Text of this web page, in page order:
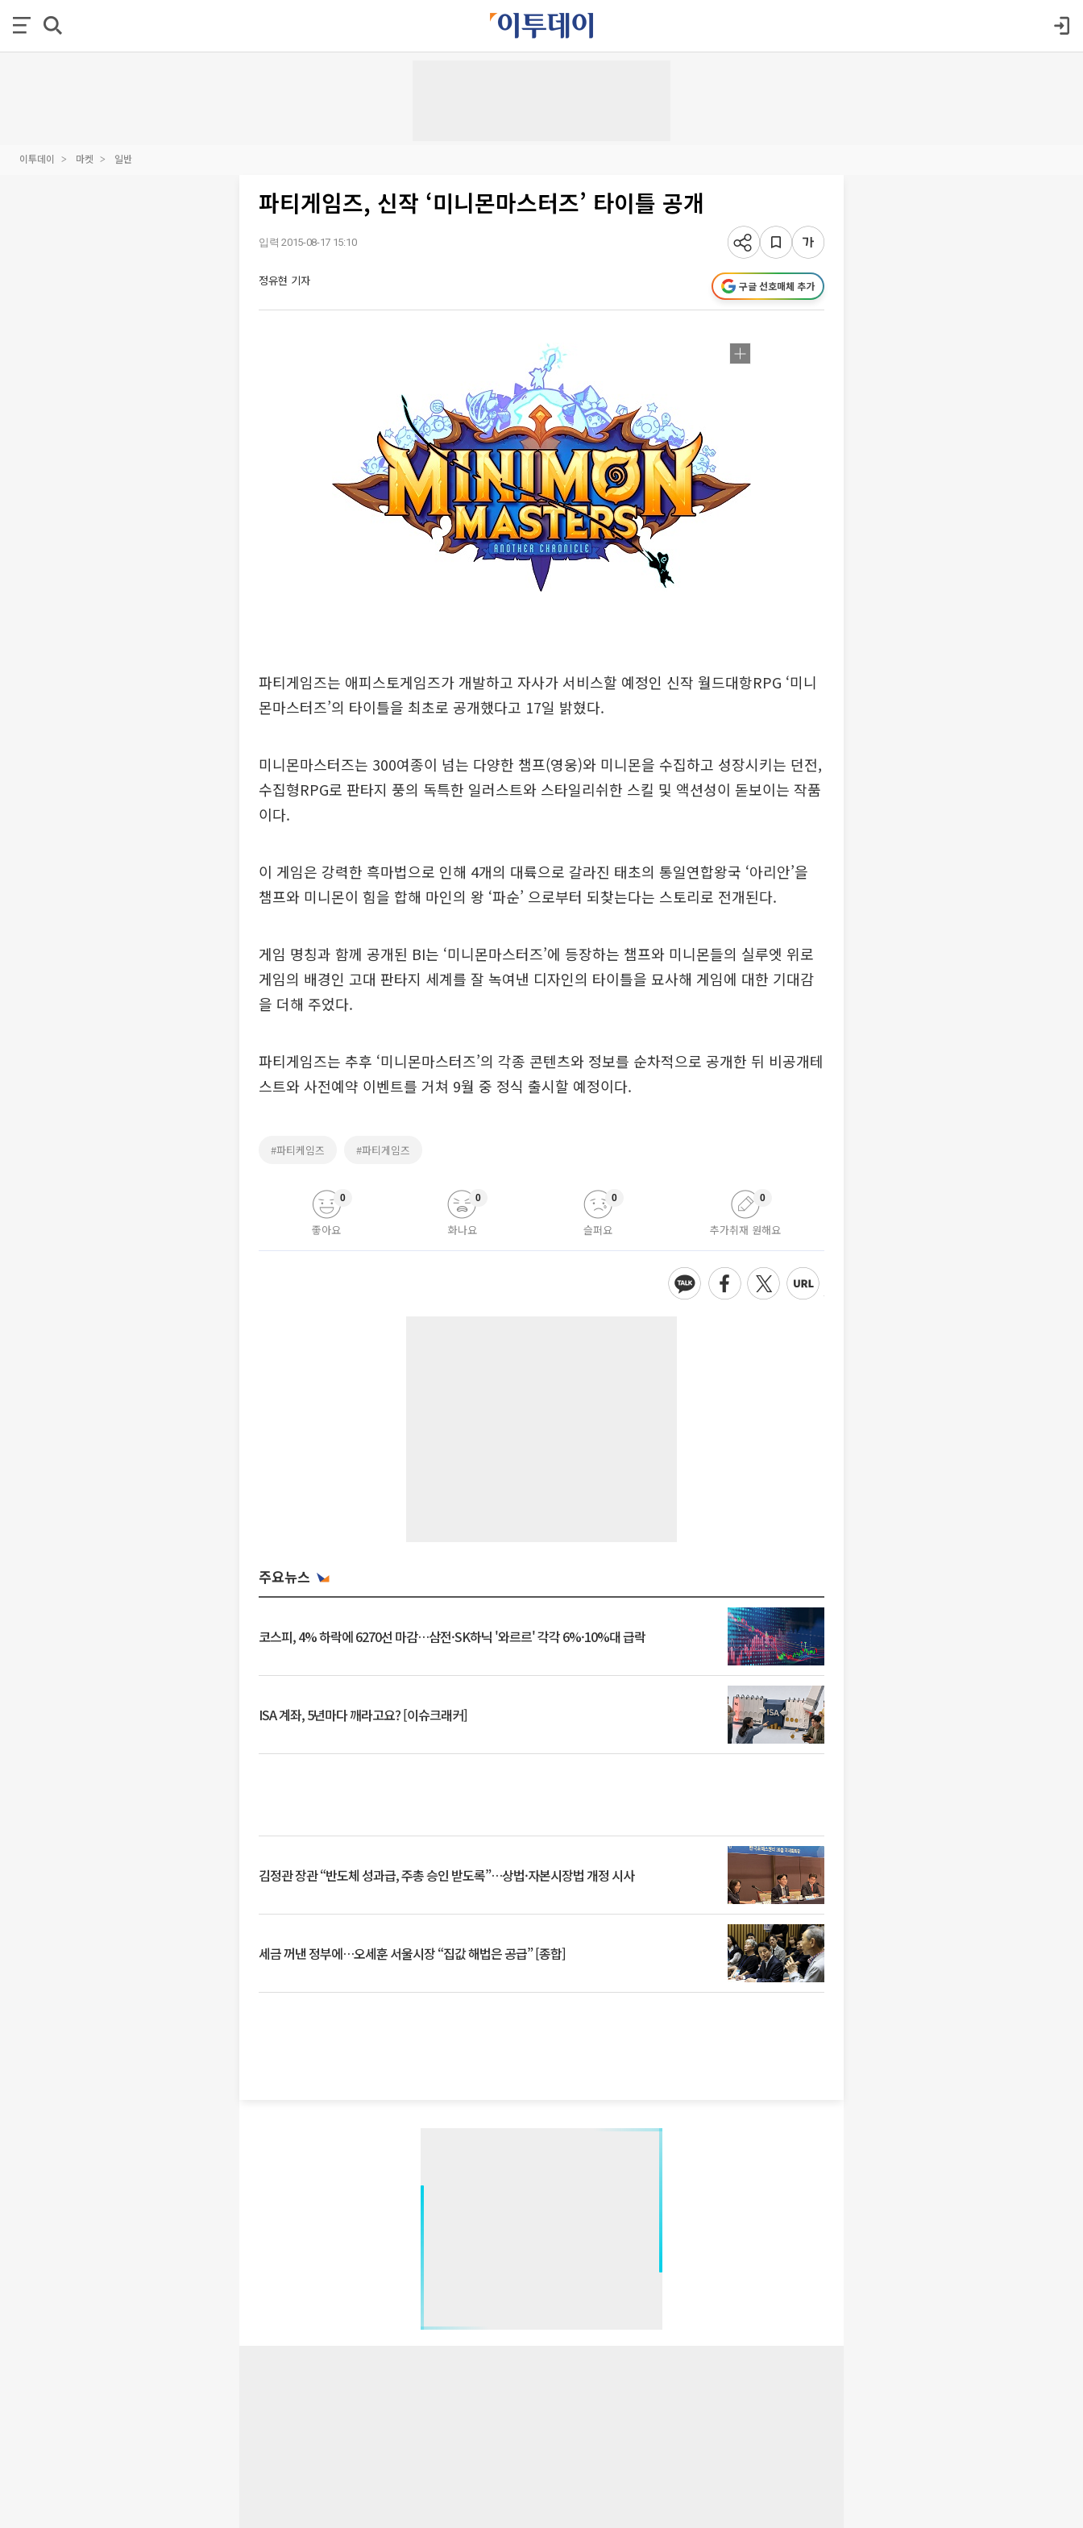
이투데이 마켓 일반
파티게임즈, 신작 ‘미니몬마스터즈’ 타이틀 공개
입력 2015-08-17 15:10
정유현 기자 구글 선호매체 추가
파티게임즈는 애피스토게임즈가 개발하고 자사가 서비스할 예정인 신작 월드대항RPG ‘미니
몬마스터즈’의 타이틀을 최초로 공개했다고 17일 밝혔다.
미니몬마스터즈는 300여종이 넘는 다양한 챔프(영웅)와 미니몬을 수집하고 성장시키는 던전,
수집형RPG로 판타지 풍의 독특한 일러스트와 스타일리쉬한 스킬 및 액션성이 돋보이는 작품
이다.
이 게임은 강력한 흑마법으로 인해 4개의 대륙으로 갈라진 태초의 통일연합왕국 ‘아리안’을
챔프와 미니몬이 힘을 합해 마인의 왕 ‘파순’ 으로부터 되찾는다는 스토리로 전개된다.
게임 명칭과 함께 공개된 BI는 ‘미니몬마스터즈’에 등장하는 챔프와 미니몬들의 실루엣 위로
게임의 배경인 고대 판타지 세계를 잘 녹여낸 디자인의 타이틀을 묘사해 게임에 대한 기대감
을 더해 주었다.
파티게임즈는 추후 ‘미니몬마스터즈’의 각종 콘텐츠와 정보를 순차적으로 공개한 뒤 비공개테
스트와 사전예약 이벤트를 거쳐 9월 중 정식 출시할 예정이다.
#파티케임즈 #파티게임즈
좋아요
0
화나요
0
슬퍼요
0
추가취재 원해요
0
주요뉴스
코스피, 4% 하락에 6270선 마감…삼전·SK하닉 '와르르' 각각 6%·10%대 급락
ISA 계좌, 5년마다 깨라고요? [이슈크래커]
김정관 장관 “반도체 성과급, 주총 승인 받도록”…상법·자본시장법 개정 시사
세금 꺼낸 정부에…오세훈 서울시장 “집값 해법은 공급” [종합]